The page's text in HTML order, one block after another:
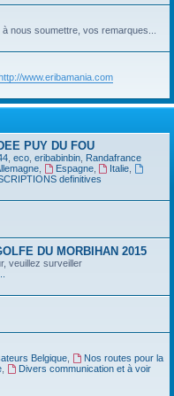
nous soumettre, vos remarques...
www.eribamania.com
PUY DU FOU
eco eribabinbin Randafrance
, Espagne, Italie
definitives
DU MORBIHAN 2015
veuillez surveiller
Belgique,
Nos routes pour la
,
Divers communication et à voir